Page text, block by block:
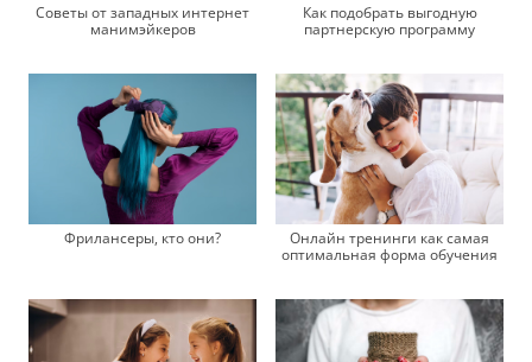
Советы от западных интернет
манимэйкеров
Как подобрать выгодную
партнерскую программу
Фрилансеры, кто они?
Онлайн тренинги как самая
оптимальная форма обучения